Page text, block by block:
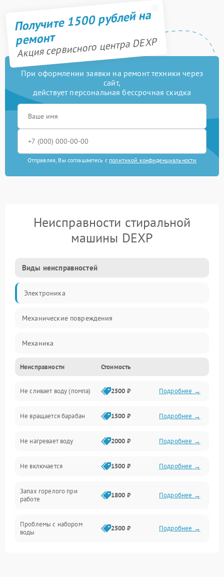
Получите 1500 рублей на
ремонт
Акция сервисного центра DEXP
При оформлении заявки на ремонт техники через
сайт,
действует персональная бессрочная скидка
Отправляя, Вы соглашаетесь с политикой конфиденциальности
Неисправности стиральной
машины DEXP
Виды неисправностей
Электроника
Механические повреждения
Механика
Электропитание
Водоснабжение
Слив
Программное обеспечение
Неисправности Стоимость
Не сливает воду (помпа) 2500 ₽ Подробнее →
Не вращается барабан 1500 ₽ Подробнее →
Не нагревает воду 2000 ₽ Подробнее →
Не включается 1500 ₽ Подробнее →
Запах горелого при
работе
1800 ₽ Подробнее →
Проблемы с набором
воды
2500 ₽ Подробнее →